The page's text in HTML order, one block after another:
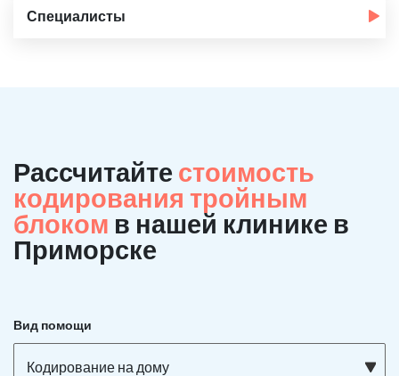
Специалисты
Рассчитайте стоимость
кодирования тройным
блоком в нашей клинике в
Приморске
Вид помощи
Кодирование на дому